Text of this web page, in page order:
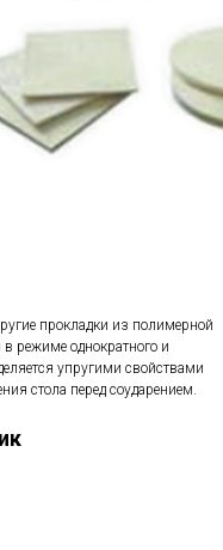
прокладки из полимерной
режиме однократного и
упругими свойствами
стола перед соударением.